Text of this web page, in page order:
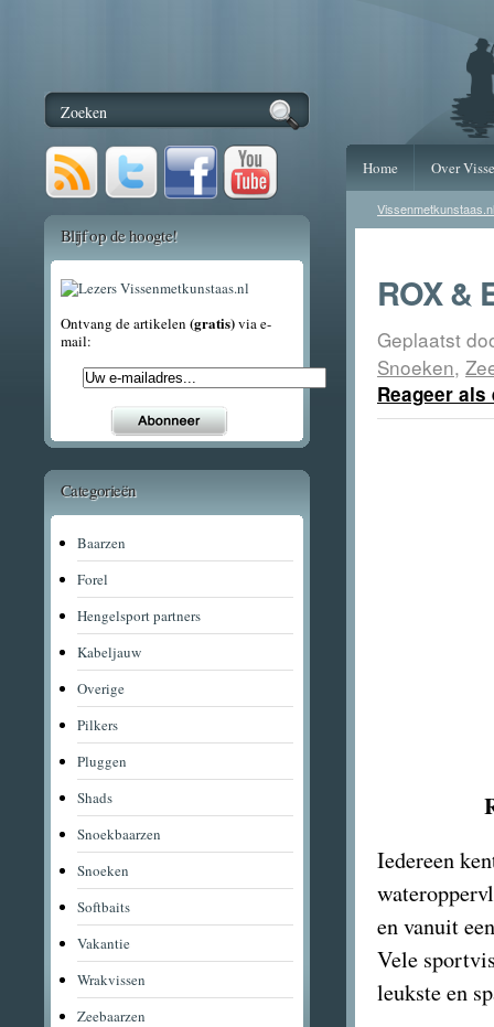
Home Over
Vissenmetkunstaas.nl
ROX &
Geplaatst
Snoeken,
Reageer
Iedereen
en vanuit
Vele
leukste en
Blijf op de hoogte!
Ontvang de artikelen (gratis)via e-
mail:
Categorieën
Baarzen
Forel
Hengelsport partners
Kabeljauw
Overige
Pilkers
Pluggen
Shads
Snoekbaarzen
Snoeken
Softbaits
Vakantie
Wrakvissen
Zeebaarzen